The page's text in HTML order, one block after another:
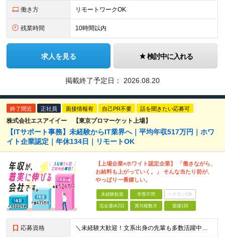
働き方 リモートワークOK
残業時間 10時間以内
求人を見る 検討中に入れる
掲載終了予定日： 2026.08.20
終了間近 正社員 面接情報有 自己PR不要 話を聞きたい応募可
株式会社エスアイイー 【東京プロマーケット上場】
【ITサポート事務】未経験からIT業界へ｜平均年収517万円｜ホワ
イト企業認定｜年休134日｜リモートOK
【上場企業×ホワイト認定企業】 「働きながら、
お給料も上がっていく。」 そんな当たり前が、
やっぱり一番嬉しい。
未経験歓迎 学歴不問 ベテランOK
完全週休2日 賞与複数月 面接1回
応募資格 ＼未経験大歓迎！文系出身の先輩も多数活躍中／ ◆PCスキルに自信のない方も歓迎 ◆完全未経験OK ◆社会人デビューもOK ◆学歴不問 「働きながら少しずつ専門スキルを身につけたい」という意欲重視の採